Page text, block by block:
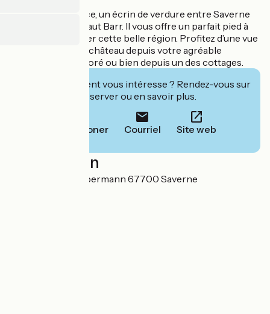
Les Portes d’Alsace, un écrin de verdure entre Saverne
et le château du Haut Barr. Il vous offre un parfait pied à
terre pour explorer cette belle région. Profitez d’une vue
imprenable sur le château depuis votre agréable
emplacement arboré ou bien depuis un des cottages.
Cet établissement vous intéresse ? Rendez-vous sur
leur site pour réserver ou en savoir plus.
Téléphoner Courriel Site web
Localisation
40 rue du Père Libermann 67700 Saverne